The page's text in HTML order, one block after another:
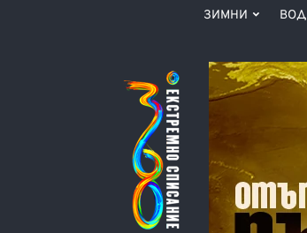
ЗИМНИ
Списание
360°